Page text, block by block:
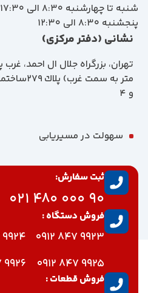
شنبه تا چهارشنبه 8:30 الی 17:30
پنجشنبه 8:30 الی 12:30
نشانی (دفتر مرکزی)
و 4
سهولت در مسیریابی
ثبت سفارش:
90 000 480 021
فروش دستگاه :
9923 847 0912
9924 847 0912
9925 847 0912
9926 847 0912
فروش قطعات :